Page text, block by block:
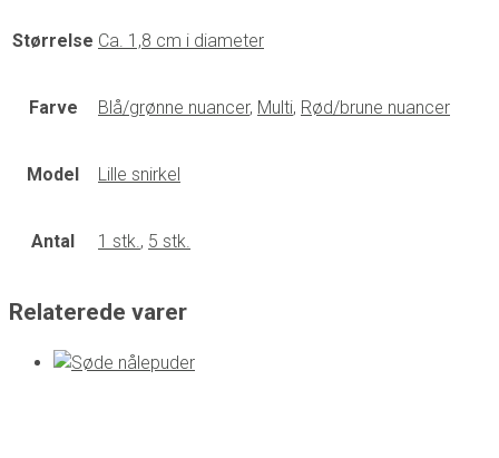
Størrelse Ca. 1,8 cm i diameter
Farve Blå/grønne nuancer, Multi, Rød/brune nuancer
Model Lille snirkel
Antal 1 stk. , 5 stk.
Relaterede varer